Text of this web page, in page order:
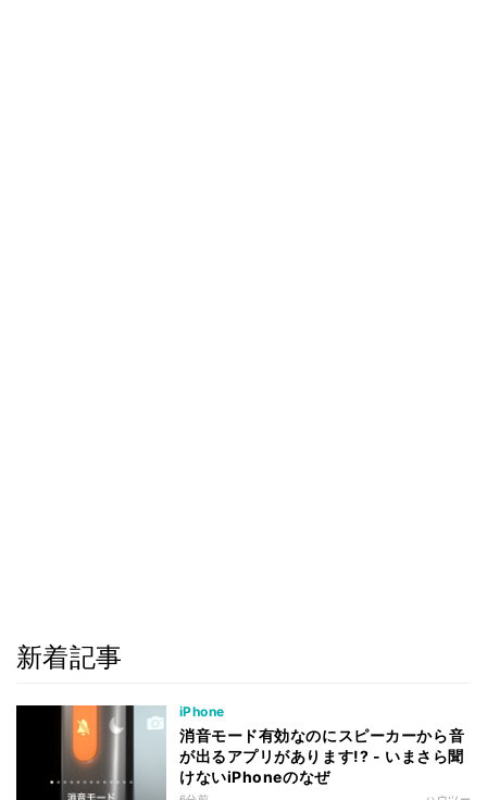
新着記事
iPhone
消音モード有効なのにスピーカーから音
が出るアプリがあります!? - いまさら聞
けないiPhoneのなぜ